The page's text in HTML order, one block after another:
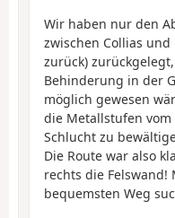
Wir haben nur den
zwischen Collias und
zurück)
Behinderung in der
möglich gewesen
die Metallstufen
Schlucht zu
Die Route war also
rechts die
bequemsten Weg